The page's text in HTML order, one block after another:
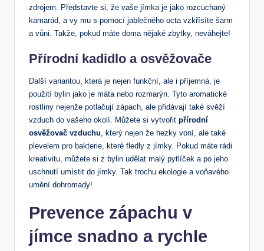
zdrojem. Představte si, že vaše jímka je jako rozcuchaný
kamarád, a vy mu s pomocí jablečného octa vzkřísíte šarm
a vůni. Takže, pokud máte doma nějaké zbytky, neváhejte!
Přírodní kadidlo a osvěžovače
Další variantou, která je nejen funkční, ale i příjemná, je
použití bylin jako je máta nebo rozmarýn. Tyto aromatické
rostliny nejenže potlačují zápach, ale přidávají také svěží
vzduch do vašeho okolí. Můžete si vytvořit přírodní
osvěžovač vzduchu , který nejen že hezky voní, ale také
plevelem pro bakterie, které fledly z jímky. Pokud máte rádi
kreativitu, můžete si z bylin udělat malý pytlíček a po jeho
uschnutí umístit do jímky. Tak trochu ekologie a voňavého
umění dohromady!
Prevence zápachu v
jímce snadno a rychle